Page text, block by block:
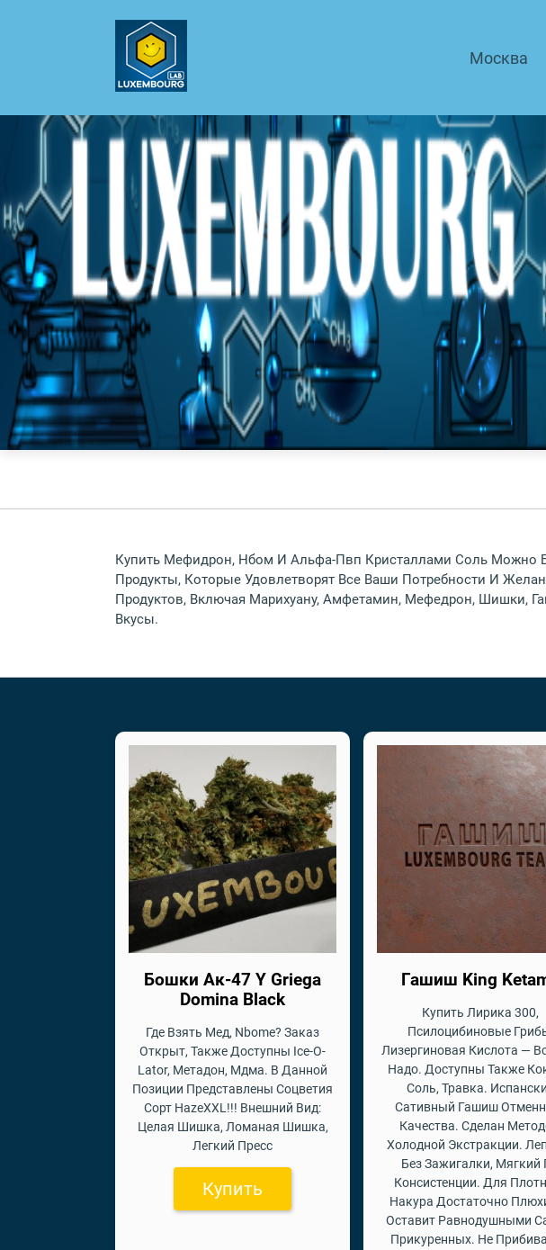
Москва
Купить Мефидрон, Нбом И Альфа-Пвп Кристаллами Соль Можно
Продукты, Которые Удовлетворят Все Ваши Потребности И
Продуктов, Включая Марихуану, Амфетамин, Мефедрон, Шишки,
Вкусы.
Бошки Ак-47 Y Griega
Domina Black
Где Взять Мед, Nbome? Заказ
Открыт, Также Доступны Ice-O-
Lator, Метадон, Мдма. В Данной
Позиции Представлены Соцветия
Сорт HazeXXL!!! Внешний Вид:
Целая Шишка, Ломаная Шишка,
Легкий Пресс
Купить
Гашиш King
Купить Лирика 300,
Псилоцибиновые
Лизергиновая Кислота —
Надо. Доступны Также
Соль, Травка.
Сативный Гашиш
Качества. Сделан
Холодной Экстракции.
Без Зажигалки, Мягкий
Консистенции. Для
Накура Достаточно
Оставит Равнодушными
Прикуренных. Не